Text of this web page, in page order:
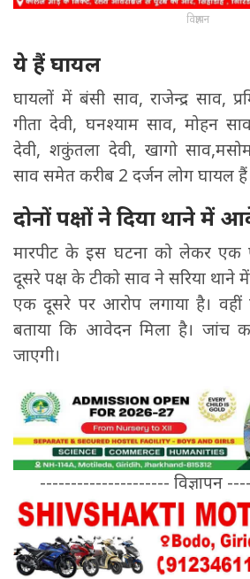
विज्ञापन
ये हैं घायल
घायलों में बंसी साव, राजेन्द्र साव,
गीता देवी, घनश्याम साव, मोहन
देवी, शकुंतला देवी, खागो
साव समेत करीब 2 दर्जन लोग घायल
दोनों पक्षों ने दिया थाने में
मारपीट के इस घटना को लेकर एक
दूसरे पक्ष के टीको साव ने सरिया
एक दूसरे पर आरोप लगाया है। वहीं
बताया कि आवेदन मिला है। जांच
जाएगी।
--------------------- विज्ञापन